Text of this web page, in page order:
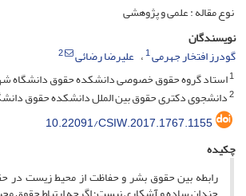
نوع مقاله : علمی و پژوهشی
نویسندگان
گودرز افتخار جهرمی1 علیرضا رضائی
2
1استاد گروه حقوق خصوصی دانشکده حقوق دانشگاه
2دانشجوی دکتری حقوق بین الملل دانشکده حقوق
10.22091/CSIW.2017.1767.1155
چکیده
رابطه بین حقوق بشر و حفاظت از محیط زیست در